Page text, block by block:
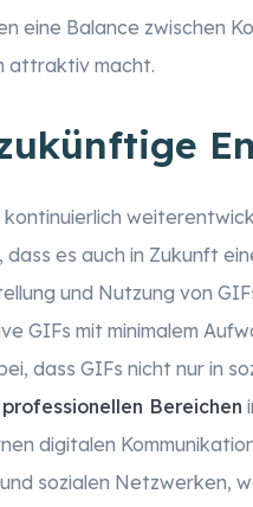
eine Balance zwischen
attraktiv macht.
es auch in Zukunft
und Nutzung von
GIFs mit minimalem
dass GIFs nicht nur in
professionellen Bereichen
digitalen
sozialen Netzwerken,